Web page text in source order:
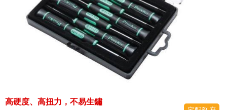
高硬度、高扭力，不易生鏽